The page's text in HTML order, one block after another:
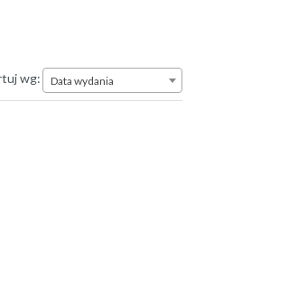
wg:Data wydania
Data wydania